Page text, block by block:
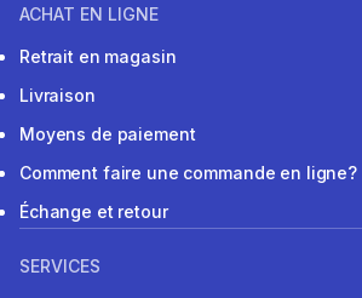
ACHAT EN LIGNE
Retrait en magasin
Livraison
Moyens de paiement
Comment faire une commande en ligne?
Échange et retour
SERVICES